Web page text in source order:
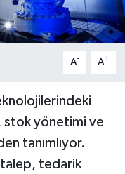
A- A+
stok yönetimi ve
tanımlıyor.
tedarik